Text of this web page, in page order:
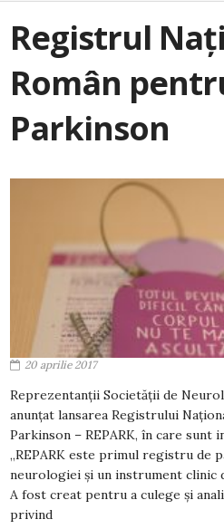
Registrul
Român
Parkinson
20 aprilie 2017
Reprezentanții Societăţii de
anunţat lansarea Registrului
Parkinson – REPARK, în care sunt
„REPARK este primul registru de
neurologiei și un instrument clinic
A fost creat pentru a culege și
privind